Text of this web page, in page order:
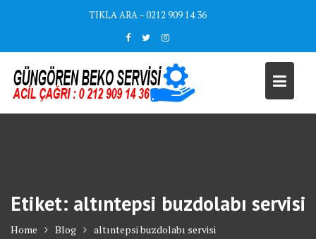
TIKLA ARA – 0212 909 14 36
Etiket: altıntepsi buzdolabı servisi
Home Blog altıntepsi buzdolabı servisi